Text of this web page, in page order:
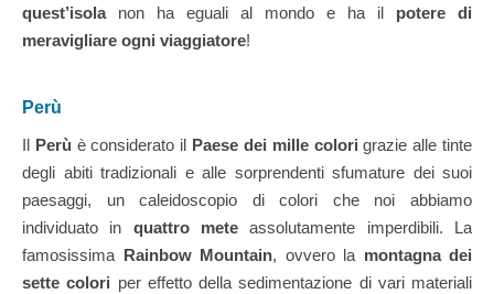
quest’isolanon ha eguali al mondo e ha il potere di
meravigliare ogni viaggiatore!
Perù
Il Perù è considerato il Paese dei mille colori grazie alle tinte
degli abiti tradizionali e alle sorprendenti sfumature dei suoi
paesaggi, un caleidoscopio di colori che noi abbiamo
individuato in quattro mete assolutamente imperdibili. La
famosissima Rainbow Mountain, ovvero la montagna dei
sette colori per effetto della sedimentazione di vari materiali